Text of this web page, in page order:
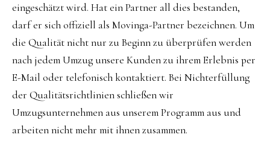
eingeschätzt wird. Hat ein Partner all dies bestanden,
darf er sich offiziell als Movinga-Partner bezeichnen. Um
die Qualität nicht nur zu Beginn zu überprüfen werden
nach jedem Umzug unsere Kunden zu ihrem Erlebnis per
E-Mail oder telefonisch kontaktiert. Bei Nichterfüllung
der Qualitätsrichtlinien schließen wir
Umzugsunternehmen aus unserem Programm aus und
arbeiten nicht mehr mit ihnen zusammen.